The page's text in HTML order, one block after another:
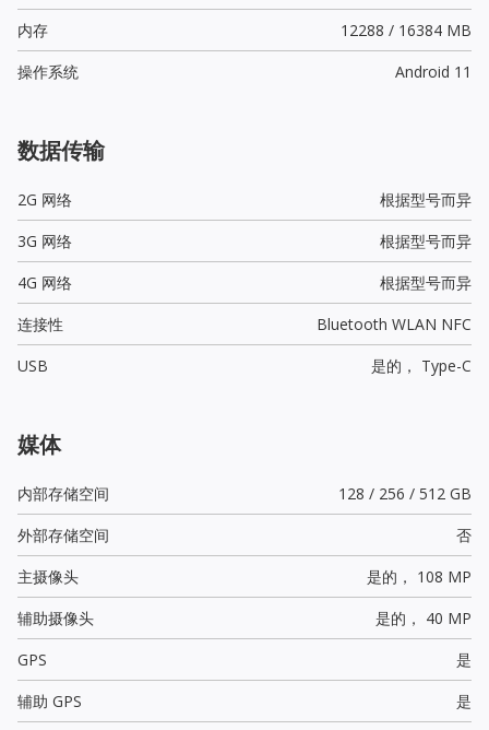
内存
12288 / 16384 MB
操作系统
Android 11
数据传输
2G 网络
根据型号而异
3G 网络
根据型号而异
4G 网络
根据型号而异
连接性
Bluetooth WLAN NFC
USB
是的， Type-C
媒体
内部存储空间
128 / 256 / 512 GB
外部存储空间
否
主摄像头
是的， 108 MP
辅助摄像头
是的， 40 MP
GPS
是
辅助 GPS
是